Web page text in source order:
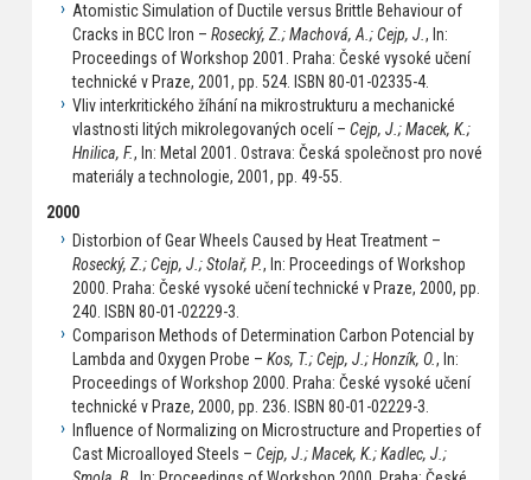
Atomistic Simulation of Ductile versus Brittle Behaviour of
Cracks in BCC Iron – Rosecký, Z.; Machová, A.; Cejp, J., In:
Proceedings of Workshop 2001. Praha: České vysoké učení
technické v Praze, 2001, pp. 524. ISBN 80-01-02335-4.
Vliv interkritického žíhání na mikrostrukturu a mechanické
vlastnosti litých mikrolegovaných ocelí – Cejp, J.; Macek, K.;
Hnilica, F., In: Metal 2001. Ostrava: Česká společnost pro nové
materiály a technologie, 2001, pp. 49-55.
2000
Distorbion of Gear Wheels Caused by Heat Treatment –
Rosecký, Z.; Cejp, J.; Stolař, P., In: Proceedings of Workshop
2000. Praha: České vysoké učení technické v Praze, 2000, pp.
240. ISBN 80-01-02229-3.
Comparison Methods of Determination Carbon Potencial by
Lambda and Oxygen Probe – Kos, T.; Cejp, J.; Honzík, O., In:
Proceedings of Workshop 2000. Praha: České vysoké učení
technické v Praze, 2000, pp. 236. ISBN 80-01-02229-3.
Influence of Normalizing on Microstructure and Properties of
Cast Microalloyed Steels – Cejp, J.; Macek, K.; Kadlec, J.;